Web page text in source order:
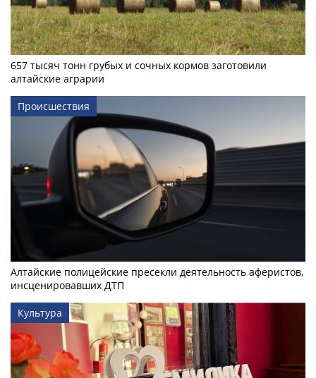
657 тысяч тонн грубых и сочных кормов заготовили
алтайские аграрии
Происшествия
Алтайские полицейские пресекли деятельность аферистов,
инсценировавших ДТП
Культура